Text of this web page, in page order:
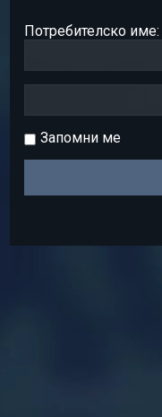
Потребителско име:
Запомни ме